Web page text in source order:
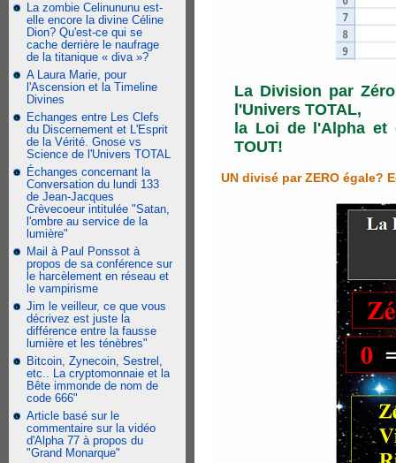
La zombie Celinununu est-
elle encore la divine Céline
Dion? Qu'est-ce qui se
cache derrière le naufrage
de la titanique « diva »?
A Laura Marie, pour
l'Ascension et la Timeline
Divines
Echanges entre Les Clefs
du Discernement et L'Esprit
de la Vérité. Gnose vs
Science de l'Univers TOTAL
Échanges concernant la
Conversation du lundi 133
de Jean-Jacques
Crèvecoeur intitulée "Satan,
l'ombre au service de la
lumière"
Mail à Paul Ponssot à
propos de sa conférence sur
le harcèlement en réseau et
le vampirisme
Jim le veilleur, ce que vous
décrivez est juste la
différence entre la fausse
lumière et les ténèbres"
Bitcoin, Zynecoin, Sestrel,
etc.. La cryptomonnaie et la
Bête immonde de nom de
code 666"
Article basé sur le
commentaire sur la vidéo
d'Alpha 77 à propos du
"Grand Monarque"
La Division par
l'Univers TOTAL,
la Loi de l'Alpha et
TOUT!
UN divisé par ZERO égale?